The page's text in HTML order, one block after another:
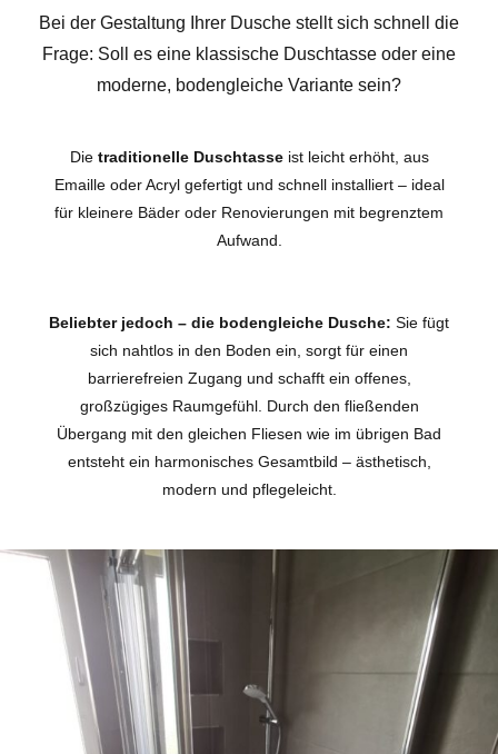
Bei der Gestaltung Ihrer Dusche stellt sich schnell die
Frage: Soll es eine klassische Duschtasse oder eine
moderne, bodengleiche Variante sein?
Dietraditionelle Duschtasseist leicht erhöht, aus
Emaille oder Acryl gefertigt und schnell installiert – ideal
für kleinere Bäder oder Renovierungen mit begrenztem
Aufwand.
Beliebter jedoch – die bodengleiche Dusche: Sie fügt
sich nahtlos in den Boden ein, sorgt für einen
barrierefreien Zugang und schafft ein offenes,
großzügiges Raumgefühl. Durch den fließenden
Übergang mit den gleichen Fliesen wie im übrigen Bad
entsteht ein harmonisches Gesamtbild – ästhetisch,
modern und pflegeleicht.